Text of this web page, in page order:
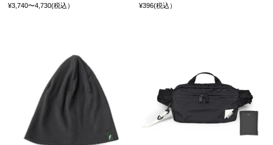
¥3,740〜4,730(税込） ¥396(税込）